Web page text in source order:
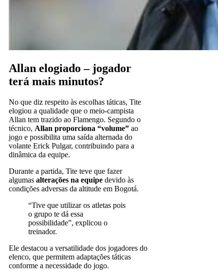
Allan elogiado – jogador
terá mais minutos?
No que diz respeito às escolhas táticas, Tite
elogiou a qualidade que o meio-campista
Allan tem trazido ao Flamengo. Segundo o
técnico, Allan proporciona “volume” ao
jogo e possibilita uma saída alternada do
volante Erick Pulgar, contribuindo para a
dinâmica da equipe.
Durante a partida, Tite teve que fazer
algumas alterações na equipe devido às
condições adversas da altitude em Bogotá.
“Tive que utilizar os atletas pois
o grupo te dá essa
possibilidade”, explicou o
treinador.
Ele destacou a versatilidade dos jogadores do
elenco, que permitem adaptações táticas
conforme a necessidade do jogo.